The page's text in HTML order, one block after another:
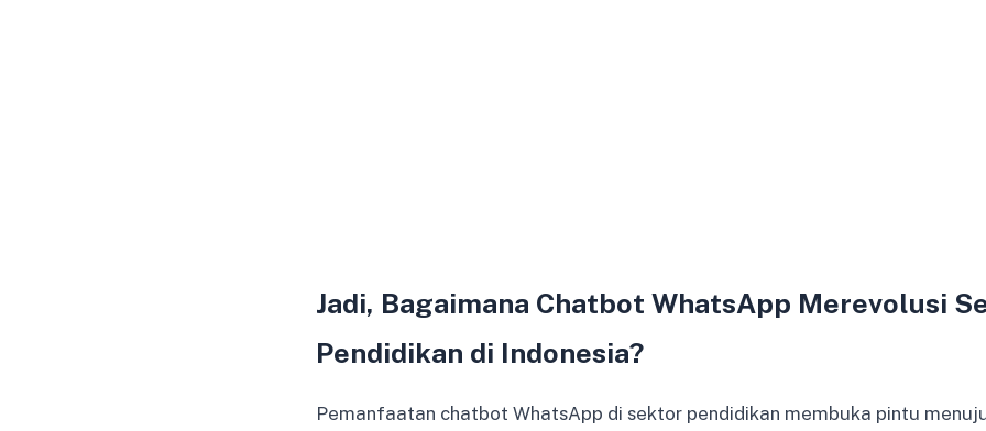
Jadi, Bagaimana Chatbot WhatsApp Merevolusi
Pendidikan di Indonesia?
Pemanfaatan chatbot WhatsApp di sektor pendidikan membuka pintu